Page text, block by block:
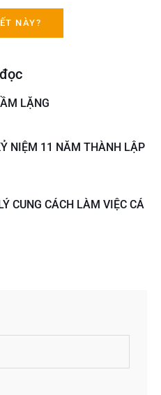
LẶNG
NIỆM 11 NĂM THÀNH LẬP
CUNG CÁCH LÀM VIỆC CÁ